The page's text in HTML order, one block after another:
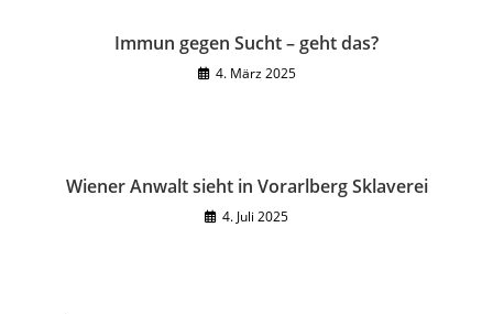
Immun gegen Sucht – geht das?
4. März 2025
Wiener Anwalt sieht in Vorarlberg Sklaverei
4. Juli 2025